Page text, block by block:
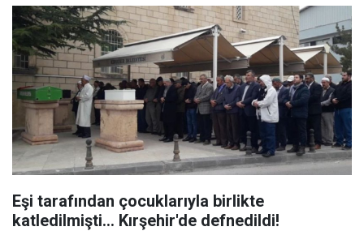
Eşi tarafından çocuklarıyla birlikte
katledilmişti... Kırşehir'de defnedildi!